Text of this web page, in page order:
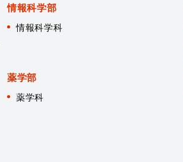
情報科学部
情報科学科
薬学部
薬学科